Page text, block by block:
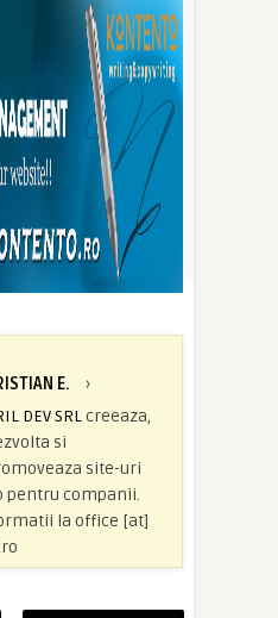
E.
›
DEV SRLcreeaza,
si
site-uri
pentru companii.
la office [at]